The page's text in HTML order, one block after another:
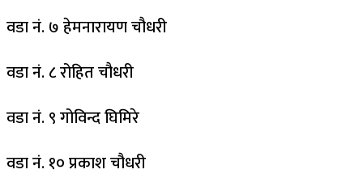
वडा नं. ७ हेमनारायण चौधरी
वडा नं. ८ रोहित चौधरी
वडा नं. ९ गोविन्द घिमिरे
वडा नं. १० प्रकाश चौधरी